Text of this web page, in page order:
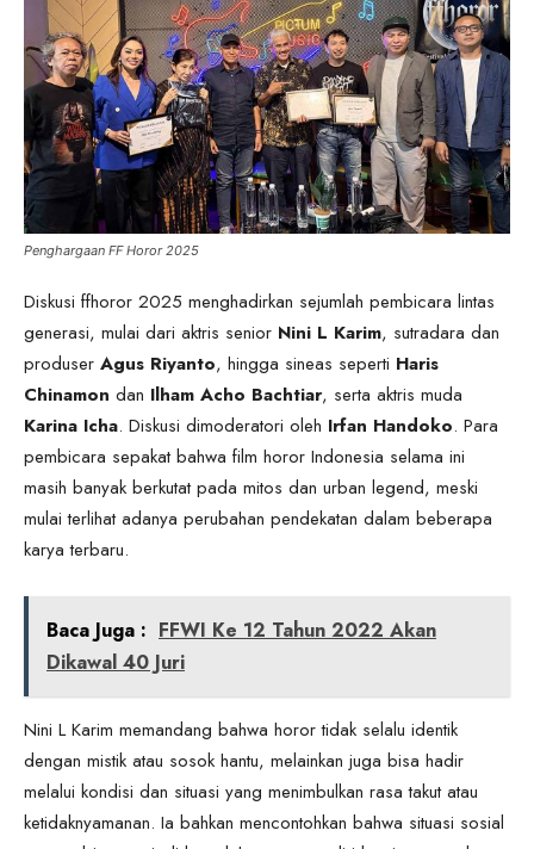
Penghargaan FF Horor 2025
Diskusi ffhoror 2025 menghadirkan sejumlah pembicara lintas
generasi, mulai dari aktris senior Nini L Karim, sutradara dan
produser Agus Riyanto, hingga sineas seperti Haris
Chinamon dan Ilham Acho Bachtiar, serta aktris muda
Karina Icha. Diskusi dimoderatori oleh Irfan Handoko. Para
pembicara sepakat bahwa film horor Indonesia selama ini
masih banyak berkutat pada mitos dan urban legend, meski
mulai terlihat adanya perubahan pendekatan dalam beberapa
karya terbaru.
Baca Juga : FFWI Ke 12 Tahun 2022 Akan
Dikawal 40 Juri
Nini L Karim memandang bahwa horor tidak selalu identik
dengan mistik atau sosok hantu, melainkan juga bisa hadir
melalui kondisi dan situasi yang menimbulkan rasa takut atau
ketidaknyamanan. Ia bahkan mencontohkan bahwa situasi sosial